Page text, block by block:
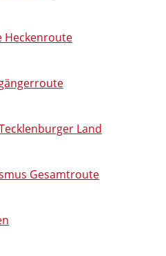
Heckenroute
Land
Gesamtroute